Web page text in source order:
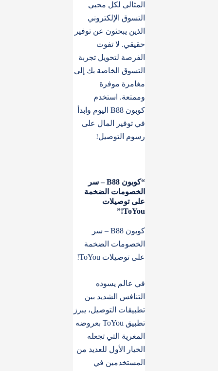
المثالي لكل محبي
التسوق الإلكتروني
الذين يبحثون عن توفير
حقيقي. لا تفوت
الفرصة لتحويل تجربة
التسوق الخاصة بك إلى
مغامرة موفرة
وممتعة. استخدم
كوبون B88 اليوم وابدأ
في توفير المال على
رسوم التوصيل!
“كوبون B88 – سر
الخصومات الضخمة
على توصيلات
ToYou!”
كوبون B88 – سر
الخصومات الضخمة
على توصيلات ToYou!
في عالم يسوده
التنافس الشديد بين
تطبيقات التوصيل، يبرز
تطبيق ToYou بعروضه
المغرية التي تجعله
الخيار الأول للعديد من
المستخدمين في